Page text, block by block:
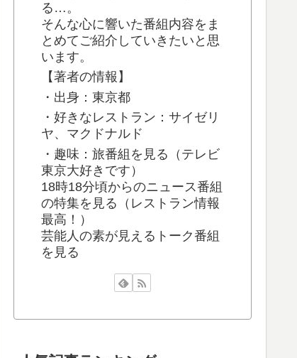
る…。
そんな心に響いた番組内容をま
とめてご紹介していきたいと思
います。
【著者の情報】
・出身：東京都
・好きなレストラン：サイゼリ
ヤ、マクドナルド
・趣味：旅番組を見る（テレビ
東京大好きです）
18時18分頃からのニュース番組
の特集を見る（レストラン情報
最高！）
芸能人の素が見えるトーク番組
を見る